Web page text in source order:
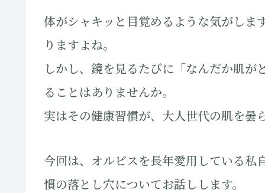
体がシャキッと目覚めるような気がしま
りますよね。
しかし、鏡を見るたびに「なんだか肌
ることはありませんか。
実はその健康習慣が、大人世代の肌を曇
今回は、オルビスを長年愛用している私
慣の落とし穴についてお話しします。